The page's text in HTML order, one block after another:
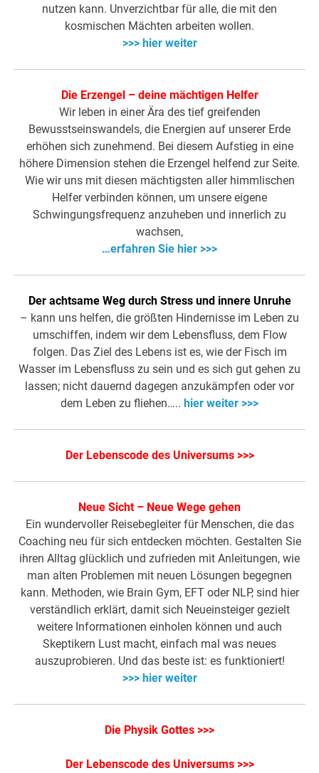
nutzen kann. Unverzichtbar für alle, die mit den
kosmischen Mächten arbeiten wollen.
>>> hier weiter
Die Erzengel – deine mächtigen Helfer
Wir leben in einer Ära des tief greifenden
Bewusstseinswandels, die Energien auf unserer Erde
erhöhen sich zunehmend. Bei diesem Aufstieg in eine
höhere Dimension stehen die Erzengel helfend zur Seite.
Wie wir uns mit diesen mächtigsten aller himmlischen
Helfer verbinden können, um unsere eigene
Schwingungsfrequenz anzuheben und innerlich zu
wachsen,
…erfahren Sie hier >>>
Der achtsame Weg durch Stress und innere Unruhe
– kann uns helfen, die größten Hindernisse im Leben zu
umschiffen, indem wir dem Lebensfluss, dem Flow
folgen. Das Ziel des Lebens ist es, wie der Fisch im
Wasser im Lebensfluss zu sein und es sich gut gehen zu
lassen; nicht dauernd dagegen anzukämpfen oder vor
dem Leben zu fliehen….. hier weiter >>>
Der Lebenscode des Universums >>>
Neue Sicht – Neue Wege gehen
Ein wundervoller Reisebegleiter für Menschen, die das
Coaching neu für sich entdecken möchten. Gestalten Sie
ihren Alltag glücklich und zufrieden mit Anleitungen, wie
man alten Problemen mit neuen Lösungen begegnen
kann. Methoden, wie Brain Gym, EFT oder NLP, sind hier
verständlich erklärt, damit sich Neueinsteiger gezielt
weitere Informationen einholen können und auch
Skeptikern Lust macht, einfach mal was neues
auszuprobieren. Und das beste ist: es funktioniert!
>>> hier weiter
Die Physik Gottes >>>
Der Lebenscode des Universums >>>